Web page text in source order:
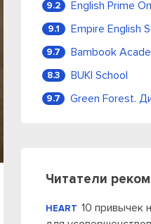
9.2 English Prime
9.1 Empire English
9.7 Bambook
8.3 BUKI School
9.7
Читатели
HEART 10 привычек